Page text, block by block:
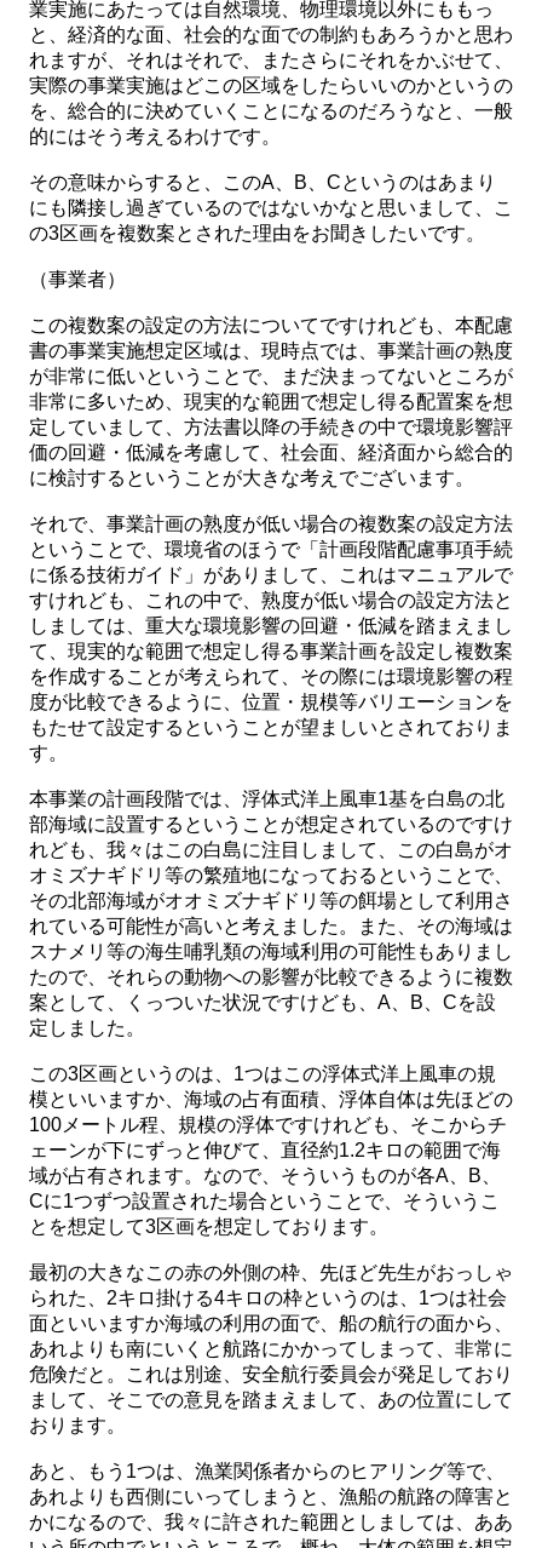
業実施にあたっては自然環境、物理環境以外にももっ
と、経済的な面、社会的な面での制約もあろうかと思わ
れますが、それはそれで、またさらにそれをかぶせて、
実際の事業実施はどこの区域をしたらいいのかというの
を、総合的に決めていくことになるのだろうなと、一般
的にはそう考えるわけです。
その意味からすると、このA、B、Cというのはあまり
にも隣接し過ぎているのではないかなと思いまして、こ
の3区画を複数案とされた理由をお聞きしたいです。
（事業者）
この複数案の設定の方法についてですけれども、本配慮
書の事業実施想定区域は、現時点では、事業計画の熟度
が非常に低いということで、まだ決まってないところが
非常に多いため、現実的な範囲で想定し得る配置案を想
定していまして、方法書以降の手続きの中で環境影響評
価の回避・低減を考慮して、社会面、経済面から総合的
に検討するということが大きな考えでございます。
それで、事業計画の熟度が低い場合の複数案の設定方法
ということで、環境省のほうで「計画段階配慮事項手続
に係る技術ガイド」がありまして、これはマニュアルで
すけれども、これの中で、熟度が低い場合の設定方法と
しましては、重大な環境影響の回避・低減を踏まえまし
て、現実的な範囲で想定し得る事業計画を設定し複数案
を作成することが考えられて、その際には環境影響の程
度が比較できるように、位置・規模等バリエーションを
もたせて設定するということが望ましいとされておりま
す。
本事業の計画段階では、浮体式洋上風車1基を白島の北
部海域に設置するということが想定されているのですけ
れども、我々はこの白島に注目しまして、この白島がオ
オミズナギドリ等の繁殖地になっておるということで、
その北部海域がオオミズナギドリ等の餌場として利用さ
れている可能性が高いと考えました。また、その海域は
スナメリ等の海生哺乳類の海域利用の可能性もありまし
たので、それらの動物への影響が比較できるように複数
案として、くっついた状況ですけども、A、B、Cを設
定しました。
この3区画というのは、1つはこの浮体式洋上風車の規
模といいますか、海域の占有面積、浮体自体は先ほどの
100メートル程、規模の浮体ですけれども、そこからチ
ェーンが下にずっと伸びて、直径約1.2キロの範囲で海
域が占有されます。なので、そういうものが各A、B、
Cに1つずつ設置された場合ということで、そういうこ
とを想定して3区画を想定しております。
最初の大きなこの赤の外側の枠、先ほど先生がおっしゃ
られた、2キロ掛ける4キロの枠というのは、1つは社会
面といいますか海域の利用の面で、船の航行の面から、
あれよりも南にいくと航路にかかってしまって、非常に
危険だと。これは別途、安全航行委員会が発足しており
まして、そこでの意見を踏まえまして、あの位置にして
おります。
あと、もう1つは、漁業関係者からのヒアリング等で、
あれよりも西側にいってしまうと、漁船の航路の障害と
かになるので、我々に許された範囲としましては、ああ